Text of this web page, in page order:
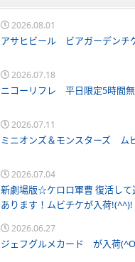
2026.08.01
アサヒビール ビアガーデン
2026.07.18
ニコーリフレ 平日限定5時間
2026.07.11
ミニオンズ＆モンスターズ
2026.07.04
新劇場版☆ケロロ軍曹 復活して
あります！ムビチケが入荷!(^^)!
2026.06.27
ジェフグルメカード が入荷